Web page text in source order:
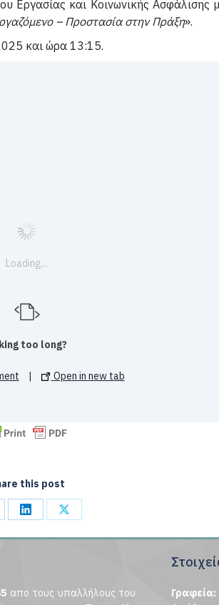
Εργασίας και Κοινωνικής Ασφάλισης
– Προστασία στην Πράξη».
και ώρα 13:15.
Loading...
too long?
| Open in new tab
this post
Share
on
Share
on
απο τους υπαλλήλους του
Γραφεία: